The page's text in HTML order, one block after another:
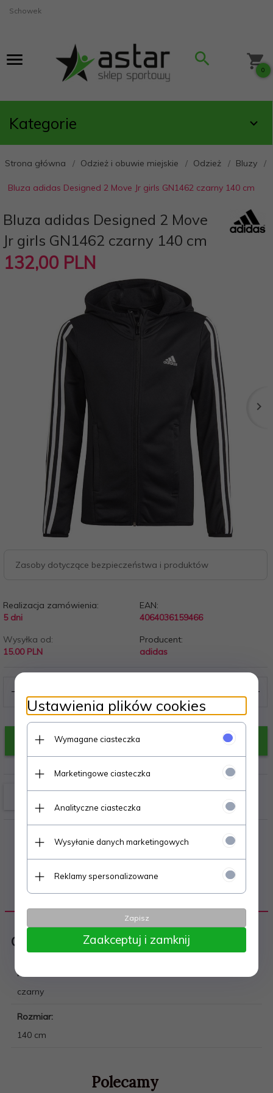
Schowek
0
Kategorie
Strona główna Odzież i obuwie miejskie Odzież Bluzy
Bluza adidas Designed 2 Move Jr girls GN1462 czarny 140 cm
Bluza adidas Designed 2 Move
Jr girls GN1462 czarny 140 cm
132,00 PLN
Zasoby dotyczące bezpieczeństwa i produktów
Realizacja zamówienia:
5 dni
EAN:
4064036159466
Wysyłka od:
15.00 PLN
Producent:
adidas
KUP TERAZ!
Odzież i obuwie miejskie
Kolor:
czarny
Rozmiar:
140 cm
Polecamy
Ustawienia plików cookies
Wymagane ciasteczka
Marketingowe ciasteczka
Analityczne ciasteczka
Wysyłanie danych marketingowych
Reklamy spersonalizowane
Zapisz
Zaakceptuj i zamknij